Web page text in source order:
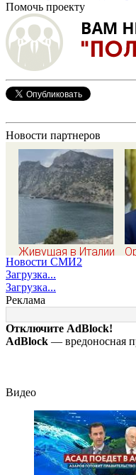
Помочь проекту
Новости партнеров
Живущая в Италии
русская сравнила
жизнь в Европе и в
Крыму
Новости СМИ2
Загрузка...
Загрузка...
Реклама
Отключите AdBlock!
AdBlock — вредоносная
Видео